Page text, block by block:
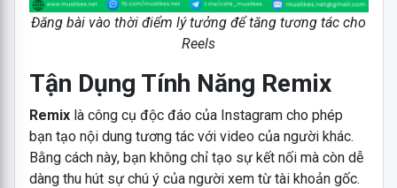
Đăng bài vào thời điểm lý tưởng để tăng tương tác cho
Reels
Tận Dụng Tính Năng Remix
Remixlà công cụ độc đáo của Instagram cho phép
bạn tạo nội dung tương tác với video của người khác.
Bằng cách này, bạn không chỉ tạo sự kết nối mà còn dễ
dàng thu hút sự chú ý của người xem từ tài khoản gốc.